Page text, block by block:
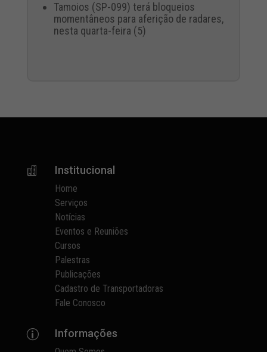
Tamoios (SP-099) terá bloqueios
momentâneos para aferição de radares,
nesta quarta-feira (5)
 Institucional
Home
Serviços
Notícias
Eventos e Reuniões
Cursos
Palestras
Publicações
Cadastro de Transportadoras
Fale Conosco
p Informações